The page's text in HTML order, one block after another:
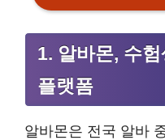
1. 알바몬, 수
플랫폼
알바몬은 전국 알바